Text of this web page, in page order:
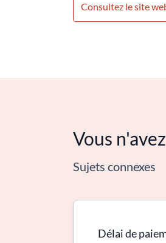
Consultez le site
Vous
Sujets connexes
Délai de